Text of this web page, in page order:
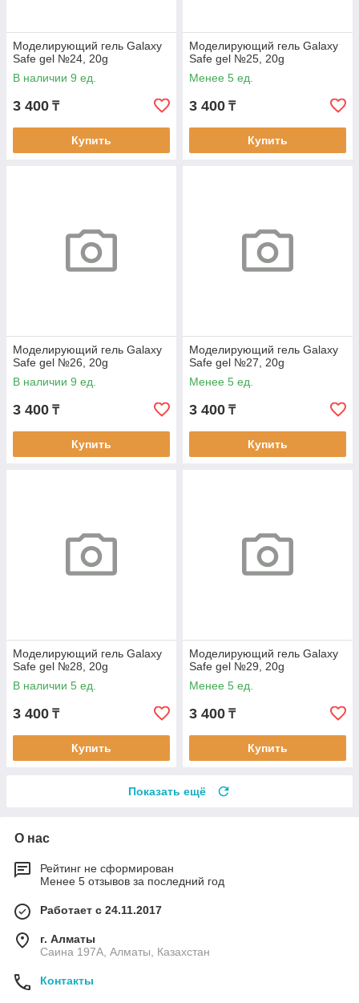
Моделирующий гель Galaxy
Safe gel №24, 20g
В наличии 9 ед.
3 400 ₸
Купить
Моделирующий гель Galaxy
Safe gel №25, 20g
Менее 5 ед.
3 400 ₸
Купить
Моделирующий гель Galaxy
Safe gel №26, 20g
В наличии 9 ед.
3 400 ₸
Купить
Моделирующий гель Galaxy
Safe gel №27, 20g
Менее 5 ед.
3 400 ₸
Купить
Моделирующий гель Galaxy
Safe gel №28, 20g
В наличии 5 ед.
3 400 ₸
Купить
Моделирующий гель Galaxy
Safe gel №29, 20g
Менее 5 ед.
3 400 ₸
Купить
Показать ещё
О нас
Рейтинг не сформирован
Менее 5 отзывов за последний год
Работает с 24.11.2017
г. Алматы
Саина 197А, Алматы, Казахстан
Контакты